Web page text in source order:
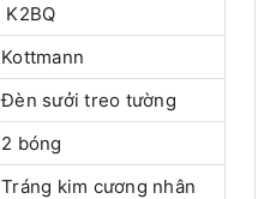
K2BQ
Kottmann
Đèn sưởi treo tường
2 bóng
Tráng kim cương nhân